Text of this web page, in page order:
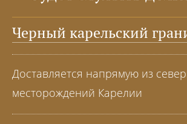
Черный карельский
Доставляется напрямую из
месторождений Карелии